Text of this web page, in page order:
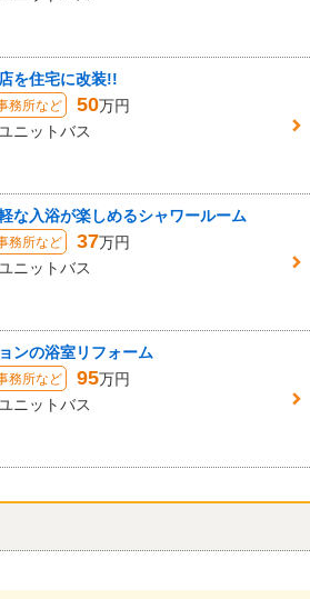
を住宅に改装!!
務所など 50万円
ニットバス
な入浴が楽しめるシャワールーム
務所など 37万円
ニットバス
ンの浴室リフォーム
務所など 95万円
ニットバス